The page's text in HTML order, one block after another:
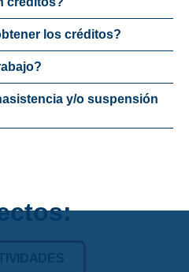
los créditos?
y/o suspensión